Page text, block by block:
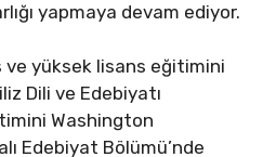
yapmaya devam ediyor.
ve yüksek lisans eğitimini
Dili ve Edebiyatı
Washington
Edebiyat Bölümü’nde